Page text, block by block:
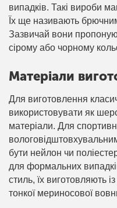
випадків. Такі вироби
Їх ще називають
Зазвичай вони
сірому або чорному
Матеріали
Для виготовлення
використовувати як
матеріали. Для
бути нейлон чи
для формальних
стиль, їх виготовляють
тонкої мериносової